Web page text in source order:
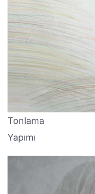
Tonlama
Yapımı